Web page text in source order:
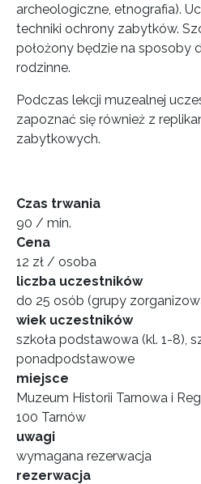
archeologiczne, etnografia).
techniki ochrony zabytków.
położony będzie na sposoby
rodzinne.
Podczas lekcji muzealnej
zapoznać się również z
zabytkowych.
Czas trwania
90 / min.
Cena
12 zł / osoba
liczba uczestników
do 25 osób (grupy
wiek uczestników
szkoła podstawowa (kl. 1-8),
ponadpodstawowe
miejsce
Muzeum Historii Tarnowa i
100 Tarnów
uwagi
wymagana rezerwacja
rezerwacja